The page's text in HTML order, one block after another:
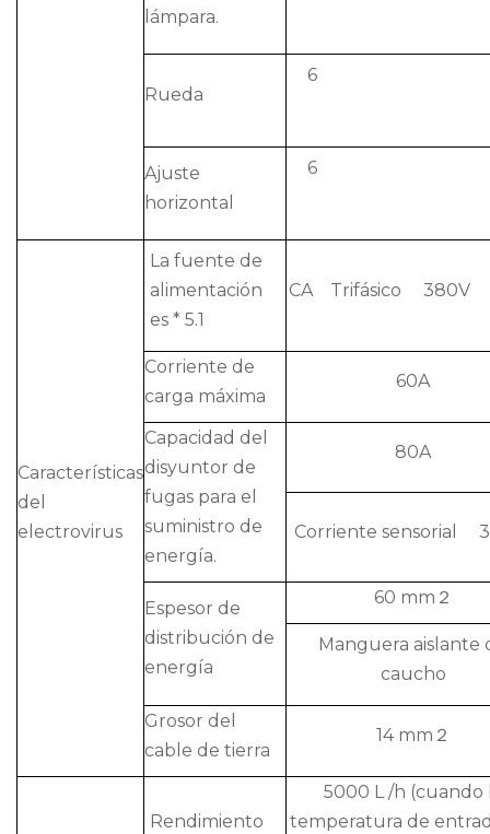
lámpara.
Rueda
6
Ajuste
horizontal
6
Características
del
electrovirus
La fuente de
alimentación
es * 5.1
CA Trifásico 380V
Corriente de
carga máxima
60A
Capacidad del
disyuntor de
fugas para el
suministro de
energía.
80A
Corriente sensorial
Espesor de
distribución de
energía
60 mm２
Manguera aislante
caucho
Grosor del
cable de tierra
14 mm２
Rendimiento
5000 L /h (cuando
temperatura de